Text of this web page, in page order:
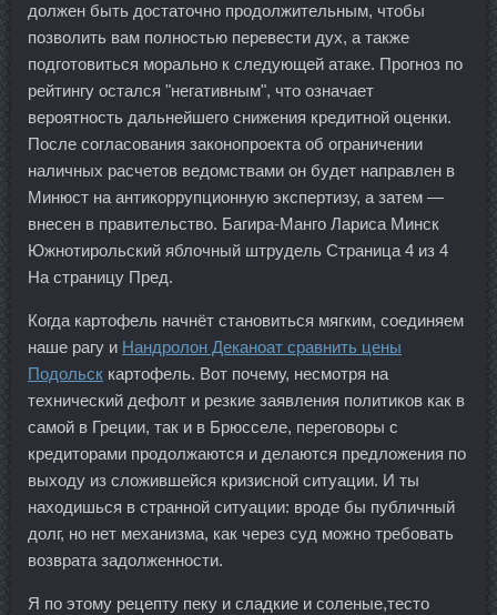
должен быть достаточно продолжительным, чтобы
позволить вам полностью перевести дух, а также
подготовиться морально к следующей атаке. Прогноз по
рейтингу остался "негативным", что означает
вероятность дальнейшего снижения кредитной оценки.
После согласования законопроекта об ограничении
наличных расчетов ведомствами он будет направлен в
Минюст на антикоррупционную экспертизу, а затем —
внесен в правительство. Багира-Манго Лариса Минск
Южнотирольский яблочный штрудель Страница 4 из 4
На страницу Пред.
Когда картофель начнёт становиться мягким, соединяем
наше рагу и Нандролон Деканоат сравнить цены
Подольск картофель. Вот почему, несмотря на
технический дефолт и резкие заявления политиков как в
самой в Греции, так и в Брюсселе, переговоры с
кредиторами продолжаются и делаются предложения по
выходу из сложившейся кризисной ситуации. И ты
находишься в странной ситуации: вроде бы публичный
долг, но нет механизма, как через суд можно требовать
возврата задолженности.
Я по этому рецепту пеку и сладкие и соленые,тесто